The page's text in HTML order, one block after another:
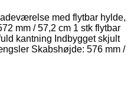
med flytbar hylde,
mm / 57,2 cm 1 stk flytbar
kantning Indbygget skjult
Skabshøjde: 576 mm /